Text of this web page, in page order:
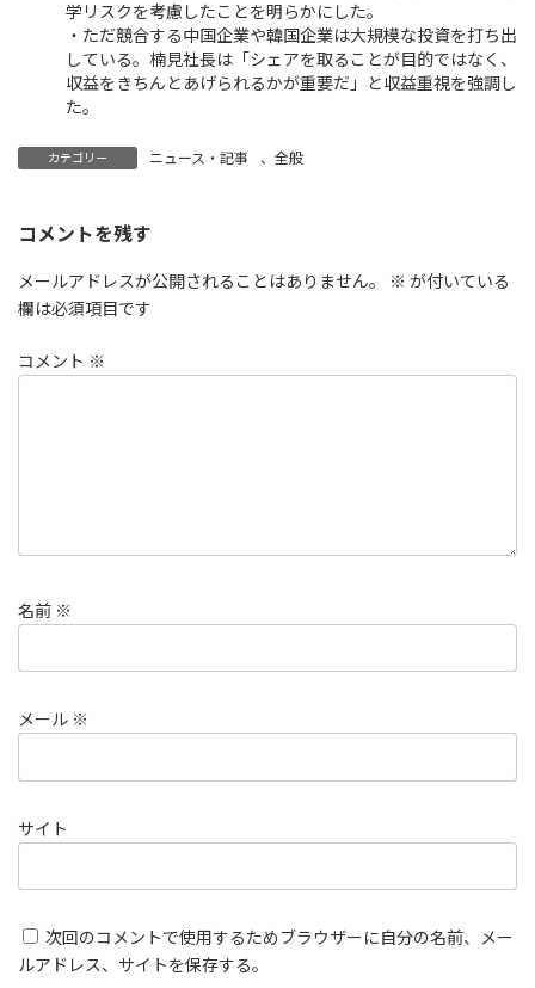
学リスクを考慮したことを明らかにした。
・ただ競合する中国企業や韓国企業は大規模な投資を打ち出
している。楠見社長は「シェアを取ることが目的ではなく、
収益をきちんとあげられるかが重要だ」と収益重視を強調し
た。
カテゴリー ニュース・記事 、 全般
コメントを残す
メールアドレスが公開されることはありません。 ※ が付いている
欄は必須項目です
コメント ※
名前 ※
メール ※
サイト
次回のコメントで使用するためブラウザーに自分の名前、メー
ルアドレス、サイトを保存する。